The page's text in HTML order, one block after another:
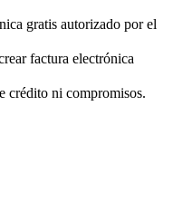
gratis autorizado por el
factura electrónica
crédito ni compromisos.